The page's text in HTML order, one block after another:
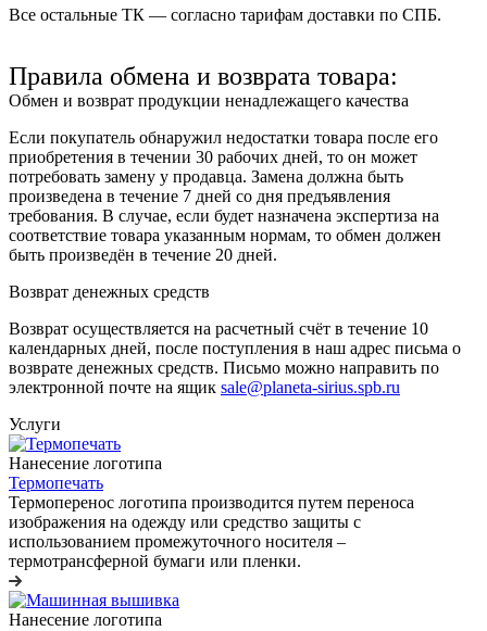
Все остальные ТК — согласно тарифам доставки по СПБ.
Правила обмена и возврата товара:
Обмен и возврат продукции ненадлежащего качества
Если покупатель обнаружил недостатки товара после его
приобретения в течении 30 рабочих дней, то он может
потребовать замену у продавца. Замена должна быть
произведена в течение 7 дней со дня предъявления
требования. В случае, если будет назначена экспертиза на
соответствие товара указанным нормам, то обмен должен
быть произведён в течение 20 дней.
Возврат денежных средств
Возврат осуществляется на расчетный счёт в течение 10
календарных дней, после поступления в наш адрес письма о
возврате денежных средств. Письмо можно направить по
электронной почте на ящик sale@planeta-sirius.spb.ru
Услуги
Нанесение логотипа
Термопечать
Термоперенос логотипа производится путем переноса
изображения на одежду или средство защиты с
использованием промежуточного носителя –
термотрансферной бумаги или пленки.
Нанесение логотипа